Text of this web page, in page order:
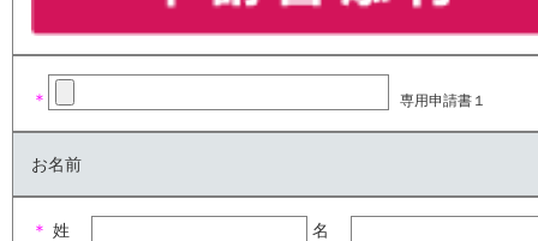
＊ 専用申請書１
お名前
＊ 姓 名